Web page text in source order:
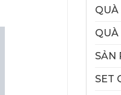
QUÀ
QUÀ
SẢN
SET